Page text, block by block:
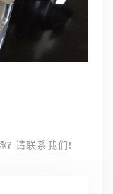
? 请联系我们!